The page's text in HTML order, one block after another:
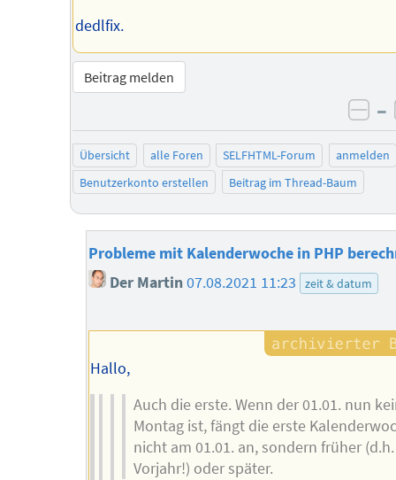
dedlfix.
Beitrag melden
–
Übersicht alle Foren SELFHTML-Forum
anmelden
Benutzerkonto erstellen
Beitrag im Thread-Baum
Probleme mit Kalenderwoche in PHP
Der Martin 07.08.2021 11:23 zeit & datum
Hallo,
Auch die erste. Wenn der 01.01. nun
Montag ist, fängt die erste
nicht am 01.01. an, sondern früher
Vorjahr!) oder später.